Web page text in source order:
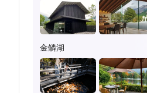
金鳞湖